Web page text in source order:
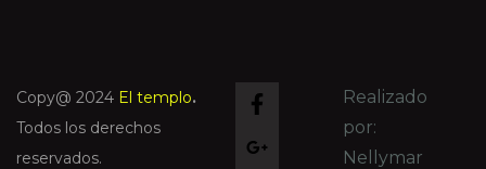
Copy@ 2024 El templo.
Todos los derechos
reservados.
Realizado
por:
Nellymar